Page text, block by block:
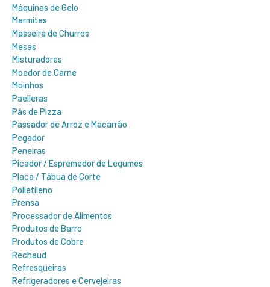
Máquinas de Gelo
Marmitas
Masseira de Churros
Mesas
Misturadores
Moedor de Carne
Moinhos
Paelleras
Pás de Pizza
Passador de Arroz e Macarrão
Pegador
Peneiras
Picador / Espremedor de Legumes
Placa / Tábua de Corte
Polietileno
Prensa
Processador de Alimentos
Produtos de Barro
Produtos de Cobre
Rechaud
Refresqueiras
Refrigeradores e Cervejeiras